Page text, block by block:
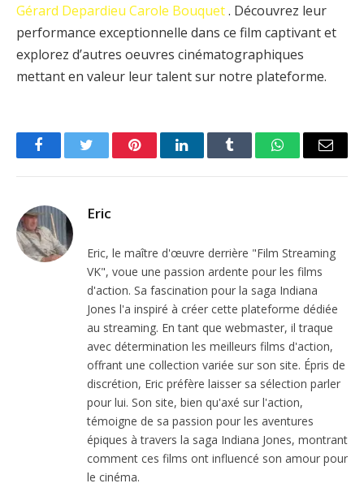
Gérard Depardieu Carole Bouquet. Découvrez leur
performance exceptionnelle dans ce film captivant et
explorez d’autres oeuvres cinématographiques
mettant en valeur leur talent sur notre plateforme.
FacebookTwitter PinterestLinkedInTumblr WhatsAppEmail
Eric
Eric, le maître d'œuvre derrière "Film Streaming
VK", voue une passion ardente pour les films
d'action. Sa fascination pour la saga Indiana
Jones l'a inspiré à créer cette plateforme dédiée
au streaming. En tant que webmaster, il traque
avec détermination les meilleurs films d'action,
offrant une collection variée sur son site. Épris de
discrétion, Eric préfère laisser sa sélection parler
pour lui. Son site, bien qu'axé sur l'action,
témoigne de sa passion pour les aventures
épiques à travers la saga Indiana Jones, montrant
comment ces films ont influencé son amour pour
le cinéma.